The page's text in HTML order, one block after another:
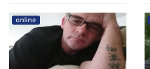
online